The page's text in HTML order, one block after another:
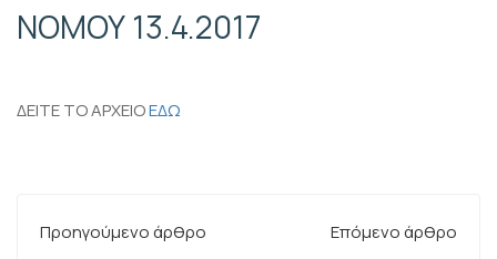
ΝΟΜΟΥ 13.4.2017
ΔΕΙΤΕ ΤΟ ΑΡΧΕΙΟΕΔΩ
Προηγούμενο άρθρο Επόμενο άρθρο